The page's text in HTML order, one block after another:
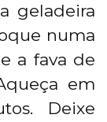
geladeira
numa
a fava de
em
Deixe